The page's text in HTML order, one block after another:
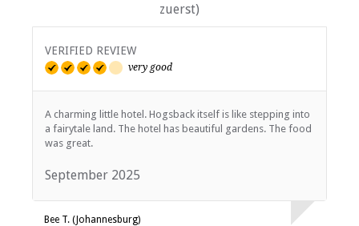
zuerst)
VERIFIED REVIEW
very good
A charming little hotel. Hogsback itself is like stepping into
a fairytale land. The hotel has beautiful gardens. The food
was great.
September 2025
Bee T. (Johannesburg)